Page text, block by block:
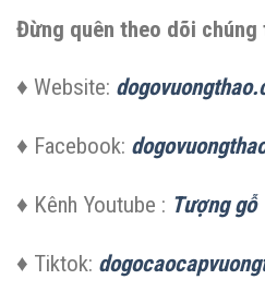
Đừng quên theo dõi chúng
♦ Website:
♦ Facebook:
♦ Kênh Youtube : Tượng gỗ
♦ Tiktok: